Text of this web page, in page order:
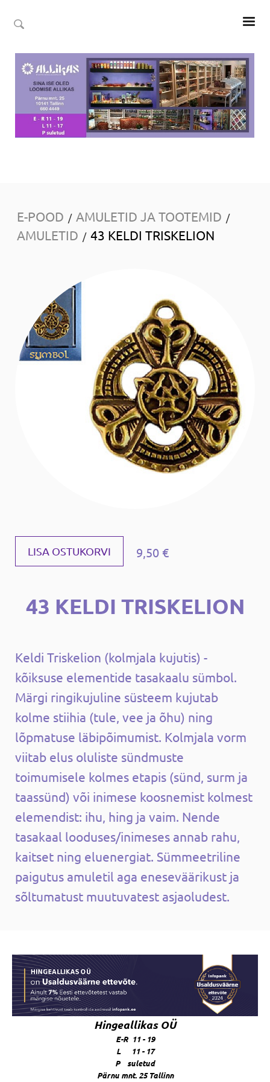
E-POOD / AMULETID JA TOOTEMID /
AMULETID / 43 KELDI TRISKELION
LISA OSTUKORVI 9,50 €
43 KELDI TRISKELION
Keldi Triskelion (kolmjala kujutis) -
kõiksuse elementide tasakaalu sümbol.
Märgi ringikujuline süsteem kujutab
kolme stiihia (tule, vee ja õhu) ning
lõpmatuse läbipõimumist. Kolmjala vorm
viitab elus oluliste sündmuste
toimumisele kolmes etapis (sünd, surm ja
taassünd) või inimese koosnemist kolmest
elemendist: ihu, hing ja vaim. Nende
tasakaal looduses/inimeses annab rahu,
kaitset ning eluenergiat. Sümmeetriline
paigutus amuletil aga eneseväärikust ja
sõltumatust muutuvatest asjaoludest.
Hingeallikas OÜ
E-R 11 - 19
L 11 - 17
P suletud
Pärnu mnt. 25 Tallinn